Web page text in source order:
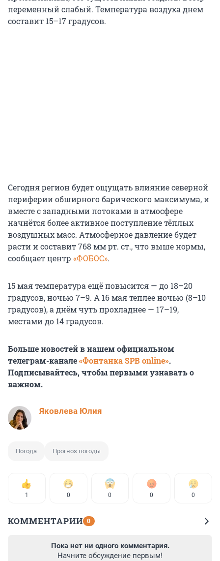
переменный слабый. Температура воздуха днем
составит 15–17 градусов.
Сегодня регион будет ощущать влияние северной
периферии обширного барического максимума, и
вместе с западными потоками в атмосфере
начнётся более активное поступление тёплых
воздушных масс. Атмосферное давление будет
расти и составит 768 мм рт. ст., что выше нормы,
сообщает центр «ФОБОС».
15 мая температура ещё повысится — до 18–20
градусов, ночью 7–9. А 16 мая теплее ночью (8–10
градусов), а днём чуть прохладнее — 17–19,
местами до 14 градусов.
Больше новостей в нашем официальном
телеграм-канале«Фонтанка SPB online».
Подписывайтесь, чтобы первыми узнавать о
важном.
Яковлева Юлия
Погода Прогноз погоды
1 0 0 0 0
КОММЕНТАРИИ 0
Пока нет ни одного комментария.
Начните обсуждение первым!